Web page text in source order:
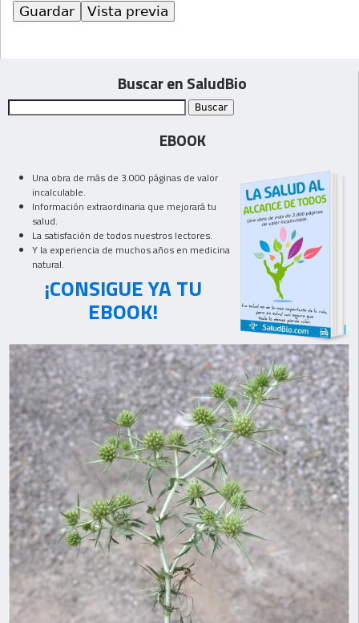
Buscar en SaludBio
EBOOK
Una obra de más de 3.000 páginas de valor
incalculable.
Información extraordinaria que mejorará tu
salud.
La satisfación de todos nuestros lectores.
Y la experiencia de muchos años en medicina
natural.
¡CONSIGUE YA TU
EBOOK!